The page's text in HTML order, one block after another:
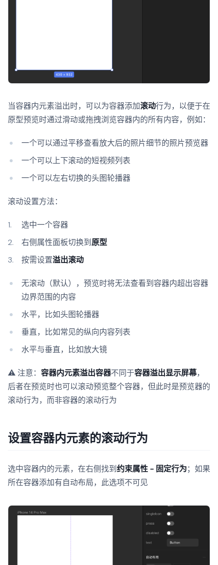
当容器内元素溢出时，可以为容器添加滚动行为，以便于在
原型预览时通过滑动或拖拽浏览容器内的所有内容，例如：
一个可以通过平移查看放大后的照片细节的照片预览器
一个可以上下滚动的短视频列表
一个可以左右切换的头图轮播器
滚动设置方法：
选中一个容器
右侧属性面板切换到 原型
按需设置溢出滚动
无滚动（默认），预览时将无法查看到容器内超出容器
边界范围的内容
水平，比如头图轮播器
垂直，比如常见的纵向内容列表
水平与垂直，比如放大镜
⚠️ 注意： 容器内元素溢出容器不同于容器溢出显示屏幕，
后者在预览时也可以滚动预览整个容器，但此时是预览器的
滚动行为，而非容器的滚动行为
设置容器内元素的滚动行为
选中容器内的元素，在右侧找到约束属性 - 固定行为；如果
所在容器添加有自动布局，此选项不可见